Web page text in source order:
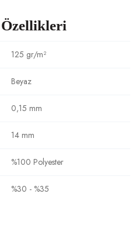
125 gr/m²
Beyaz
0,15 mm
14 mm
%100 Polyester
%30 - %35